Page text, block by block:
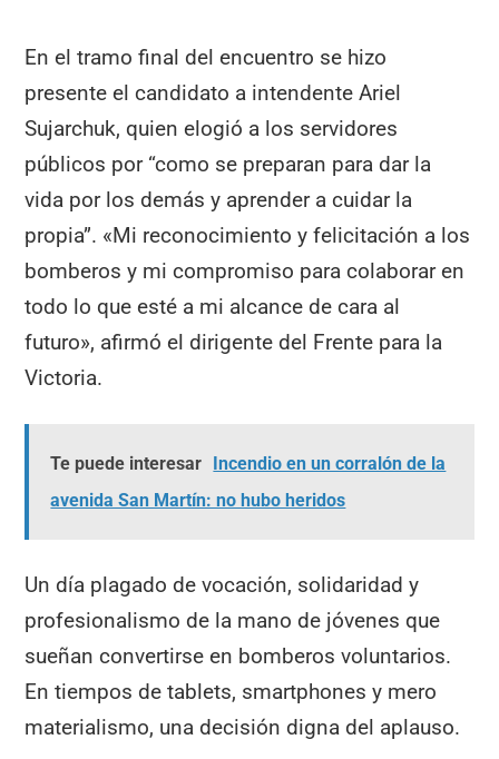
En el tramo final del encuentro se hizo
presente el candidato a intendente Ariel
Sujarchuk, quien elogió a los servidores
públicos por “como se preparan para dar la
vida por los demás y aprender a cuidar la
propia”. «Mi reconocimiento y felicitación a los
bomberos y mi compromiso para colaborar en
todo lo que esté a mi alcance de cara al
futuro», afirmó el dirigente del Frente para la
Victoria.
Te puede interesar
Incendio en un corralón de la
avenida San Martín: no hubo heridos
Un día plagado de vocación, solidaridad y
profesionalismo de la mano de jóvenes que
sueñan convertirse en bomberos voluntarios.
En tiempos de tablets, smartphones y mero
materialismo, una decisión digna del aplauso.